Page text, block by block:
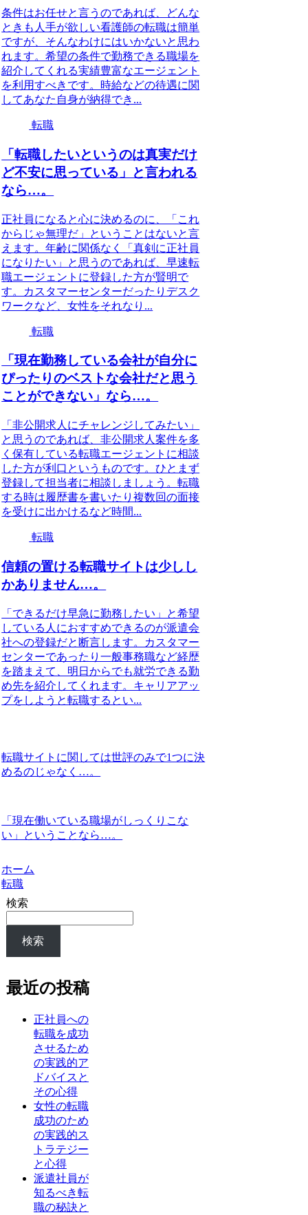
条件はお任せと言うのであれば、どんな
ときも人手が欲しい看護師の転職は簡単
ですが、そんなわけにはいかないと思わ
れます。希望の条件で勤務できる職場を
紹介してくれる実績豊富なエージェント
を利用すべきです。時給などの待遇に関
してあなた自身が納得でき...
転職
「転職したいというのは真実だけ
ど不安に思っている」と言われる
なら…。
正社員になると心に決めるのに、「これ
からじゃ無理だ」ということはないと言
えます。年齢に関係なく「真剣に正社員
になりたい」と思うのであれば、早速転
職エージェントに登録した方が賢明で
す。カスタマーセンターだったりデスク
ワークなど、女性をそれなり...
転職
「現在勤務している会社が自分に
ぴったりのベストな会社だと思う
ことができない」なら…。
「非公開求人にチャレンジしてみたい」
と思うのであれば、非公開求人案件を多
く保有している転職エージェントに相談
した方が利口というものです。ひとまず
登録して担当者に相談しましょう。転職
する時は履歴書を書いたり複数回の面接
を受けに出かけるなど時間...
転職
信頼の置ける転職サイトは少しし
かありません…。
「できるだけ早急に勤務したい」と希望
している人におすすめできるのが派遣会
社への登録だと断言します。カスタマー
センターであったり一般事務職など経歴
を踏まえて、明日からでも就労できる勤
め先を紹介してくれます。キャリアアッ
プをしようと転職するとい...
転職サイトに関しては世評のみで1つに決
めるのじゃなく…。
「現在働いている職場がしっくりこな
い」ということなら…。
ホーム
転職
検索
検索
最近の投稿
正社員への
転職を成功
させるため
の実践的ア
ドバイスと
その心得
女性の転職
成功のため
の実践的ス
トラテジー
と心得
派遣社員が
知るべき転
職の秘訣と